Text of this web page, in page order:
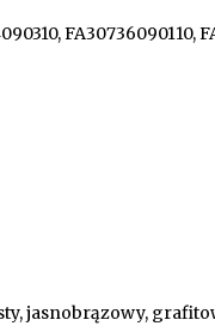
FA30736090110,
jasnobrązowy,